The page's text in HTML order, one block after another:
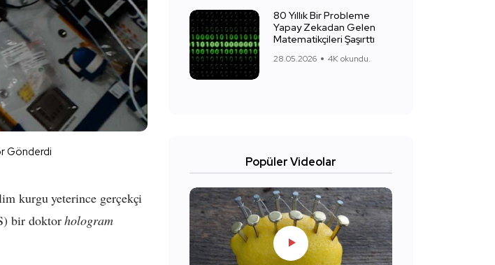
Gönderdi
kurgu yeterince gerçekçi
bir doktorhologram
80 Yıllık Bir Probleme
Yapay Zekadan Gelen
Matematikçileri Şaşırttı
28.05.2026 4K okundu.
Popüler Videolar